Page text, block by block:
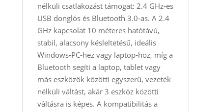
nélküli csatlakozást támogat: 2.4 GHz‑es
USB donglós és Bluetooth 3.0‑as. A 2.4
GHz kapcsolat 10 méteres hatótávú,
stabil, alacsony késleltetésű, ideális
Windows‑PC‑hez vagy laptop‑hoz, míg a
Bluetooth segíti a laptop, tablet vagy
más eszközök közötti egyszerű, vezeték
nélküli váltást, akár 3 eszköz közötti
váltásra is képes. A kompatibilitás a